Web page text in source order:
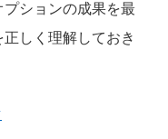
ションの成果を最
しく理解しておき